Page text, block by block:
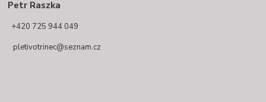
Petr Raszka
+420 725 944 049
pletivotrinec@seznam.cz